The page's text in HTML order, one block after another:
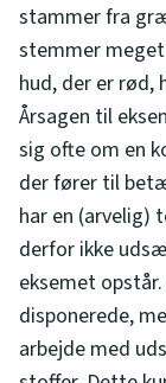
stammer fra
stemmer
hud, der er
Årsagen til
sig ofte om en
der fører til
har en (arvelig)
derfor ikke
eksemet
disponerede,
arbejde med